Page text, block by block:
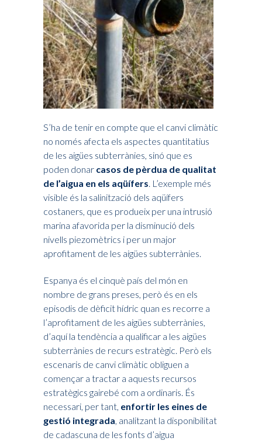
S’ha de tenir en compte que el canvi climàtic
no només afecta els aspectes quantitatius
de les aigües subterrànies, sinó que es
poden donar casos de pèrdua de qualitat
de l’aigua en els aqüífers. L’exemple més
visible és la salinització dels aqüífers
costaners, que es produeix per una intrusió
marina afavorida per la disminució dels
nivells piezomètrics i per un major
aprofitament de les aigües subterrànies.
Espanya és el cinquè país del món en
nombre de grans preses, però és en els
episodis de dèficit hídric quan es recorre a
l’aprofitament de les aigües subterrànies,
d’aquí la tendència a qualificar a les aigües
subterrànies de recurs estratègic. Però els
escenaris de canvi climàtic obliguen a
començar a tractar a aquests recursos
estratègics gairebé com a ordinaris. És
necessari, per tant, enfortir les eines de
gestió integrada, analitzant la disponibilitat
de cadascuna de les fonts d’aigua